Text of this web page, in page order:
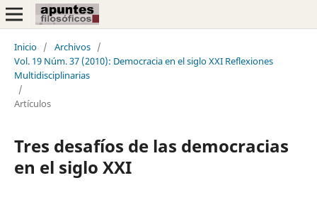
Inicio / Archivos /
Vol. 19 Núm. 37 (2010): Democracia en el siglo XXI Reflexiones
Multidisciplinarias
/
Artículos
Tres desafíos de las democracias
en el siglo XXI